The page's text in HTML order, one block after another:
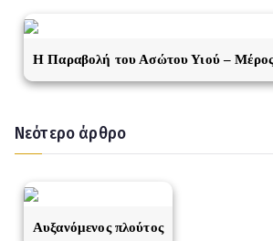
Η Παραβολή του Ασώτου Υιού –
Νεότερο άρθρο
Αυξανόμενος πλούτος